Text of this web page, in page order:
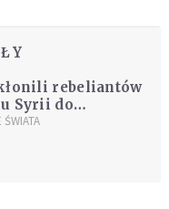
rebeliantów
Syrii do